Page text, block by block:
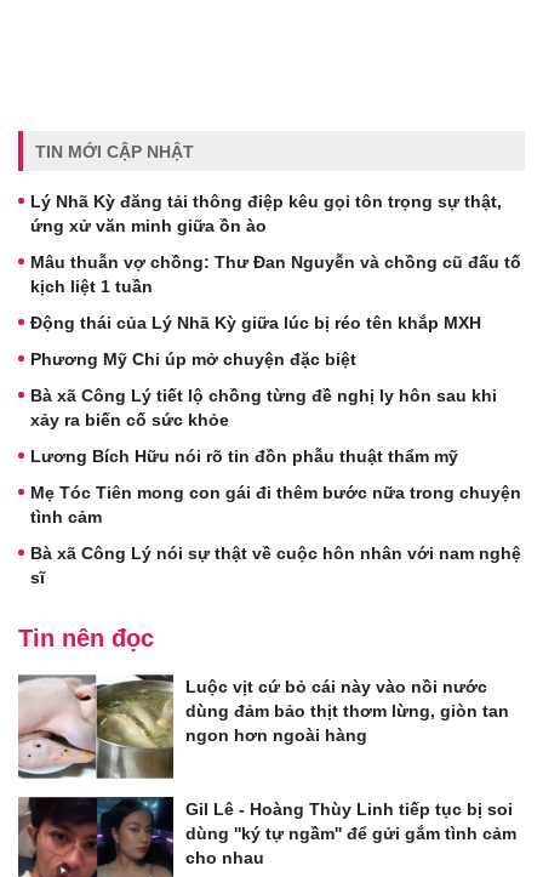
TIN MỚI CẬP NHẬT
Lý Nhã Kỳ đăng tải thông điệp kêu gọi tôn trọng sự thật,
ứng xử văn minh giữa ồn ào
Mâu thuẫn vợ chồng: Thư Đan Nguyễn và chồng cũ đấu tố
kịch liệt 1 tuần
Động thái của Lý Nhã Kỳ giữa lúc bị réo tên khắp MXH
Phương Mỹ Chi úp mở chuyện đặc biệt
Bà xã Công Lý tiết lộ chồng từng đề nghị ly hôn sau khi
xảy ra biến cố sức khỏe
Lương Bích Hữu nói rõ tin đồn phẫu thuật thẩm mỹ
Mẹ Tóc Tiên mong con gái đi thêm bước nữa trong chuyện
tình cảm
Bà xã Công Lý nói sự thật về cuộc hôn nhân với nam nghệ
sĩ
Tin nên đọc
Luộc vịt cứ bỏ cái này vào nồi nước
dùng đảm bảo thịt thơm lừng, giòn tan
ngon hơn ngoài hàng
Gil Lê - Hoàng Thùy Linh tiếp tục bị soi
dùng ''ký tự ngầm'' để gửi gắm tình cảm
cho nhau